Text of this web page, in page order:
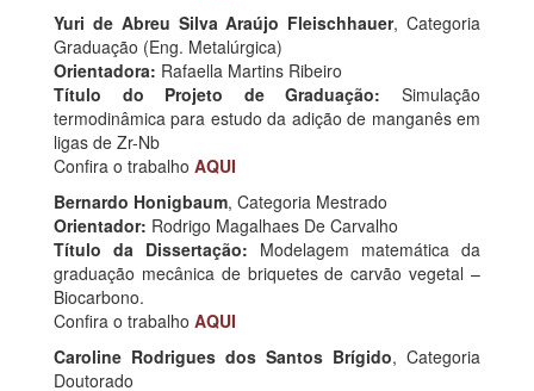
Yuri de Abreu Silva Araújo Fleischhauer, Categoria
Graduação (Eng. Metalúrgica)
Orientadora: Rafaella Martins Ribeiro
Título do Projeto de Graduação: Simulação
termodinâmica para estudo da adição de manganês em
ligas de Zr-Nb
Confira o trabalho AQUI
Bernardo Honigbaum, Categoria Mestrado
Orientador: Rodrigo Magalhaes De Carvalho
Título da Dissertação: Modelagem matemática da
graduação mecânica de briquetes de carvão vegetal –
Biocarbono.
Confira o trabalho AQUI
Caroline Rodrigues dos Santos Brígido, Categoria
Doutorado